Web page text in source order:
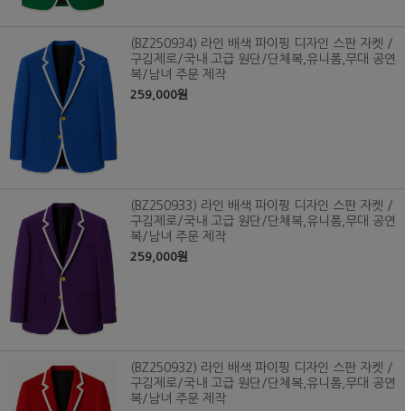
(BZ250934) 라인 배색 파이핑 디자인 스판 자켓 /
구김제로/국내 고급 원단/단체복,유니폼,무대 공연
복/남녀 주문 제작
259,000원
(BZ250933) 라인 배색 파이핑 디자인 스판 자켓 /
구김제로/국내 고급 원단/단체복,유니폼,무대 공연
복/남녀 주문 제작
259,000원
(BZ250932) 라인 배색 파이핑 디자인 스판 자켓 /
구김제로/국내 고급 원단/단체복,유니폼,무대 공연
복/남녀 주문 제작